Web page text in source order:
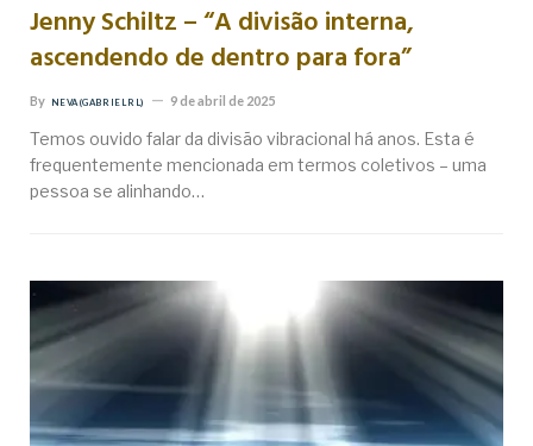
Jenny Schiltz – “A divisão interna,
ascendendo de dentro para fora”
By NEVA (GABRIEL RL) 9 de abril de 2025
Temos ouvido falar da divisão vibracional há anos. Esta é
frequentemente mencionada em termos coletivos – uma
pessoa se alinhando…